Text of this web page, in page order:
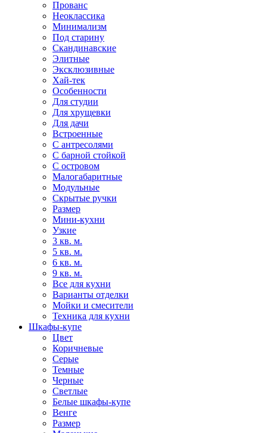
Прованс
Неоклассика
Минимализм
Под старину
Скандинавские
Элитные
Эксклюзивные
Хай-тек
Особенности
Для студии
Для хрущевки
Для дачи
Встроенные
С антресолями
С барной стойкой
С островом
Малогабаритные
Модульные
Скрытые ручки
Размер
Мини-кухни
Узкие
3 кв. м.
5 кв. м.
6 кв. м.
9 кв. м.
Все для кухни
Варианты отделки
Мойки и смесители
Техника для кухни
Шкафы-купе
Цвет
Коричневые
Серые
Темные
Черные
Светлые
Белые шкафы-купе
Венге
Размер